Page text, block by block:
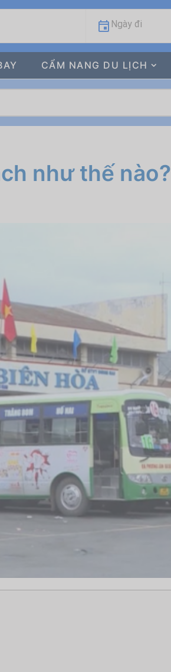
Ngày đi
CẨM NANG DU LỊCH
như thế nào?